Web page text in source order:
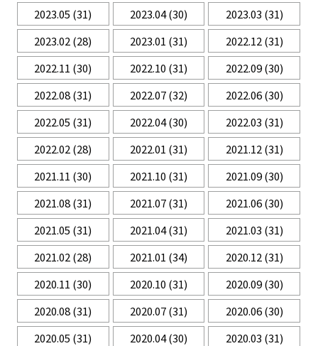
2023.05 (31) 2023.04(30) 2023.03 (31)
2023.02(28) 2023.01 (31) 2022.12(31)
2022.11 (30) 2022.10 (31) 2022.09(30)
2022.08(31) 2022.07(32) 2022.06(30)
2022.05 (31) 2022.04(30) 2022.03 (31)
2022.02(28) 2022.01 (31) 2021.12(31)
2021.11 (30) 2021.10 (31) 2021.09(30)
2021.08(31) 2021.07(31) 2021.06(30)
2021.05 (31) 2021.04(31) 2021.03 (31)
2021.02(28) 2021.01 (34) 2020.12(31)
2020.11 (30) 2020.10 (31) 2020.09(30)
2020.08(31) 2020.07(31) 2020.06(30)
2020.05 (31) 2020.04(30) 2020.03 (31)